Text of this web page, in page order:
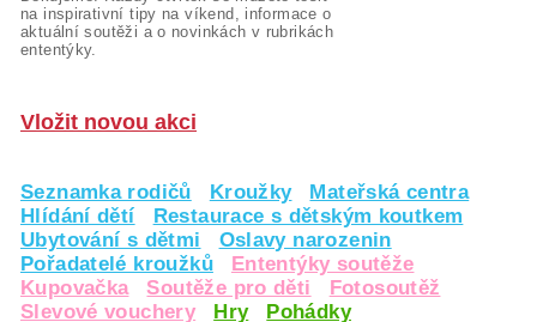
na inspirativní tipy na víkend, informace o
aktuální soutěži a o novinkách v rubrikách
ententýky.
Vložit novou akci
Seznamka rodičů Kroužky
Mateřská centra
Hlídání dětí
Restaurace s dětským koutkem
Ubytování s dětmi
Oslavy narozenin
Pořadatelé kroužků
Ententýky soutěže
Kupovačka
Soutěže pro děti
Fotosoutěž
Slevové vouchery
Hry Pohádky